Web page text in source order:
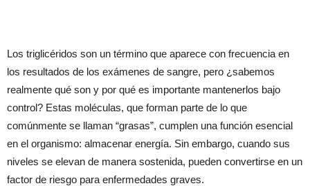
Los triglicéridos son un término que aparece con frecuencia en
los resultados de los exámenes de sangre, pero ¿sabemos
realmente qué son y por qué es importante mantenerlos bajo
control? Estas moléculas, que forman parte de lo que
comúnmente se llaman “grasas”, cumplen una función esencial
en el organismo: almacenar energía. Sin embargo, cuando sus
niveles se elevan de manera sostenida, pueden convertirse en un
factor de riesgo para enfermedades graves.